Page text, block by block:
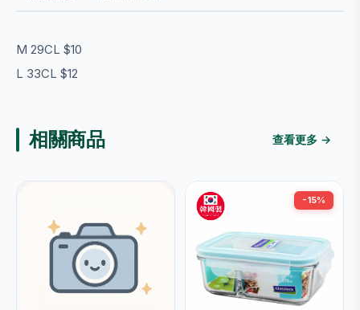
M 29CL $10
L 33CL $12
相關商品 查看更多 →
-15%